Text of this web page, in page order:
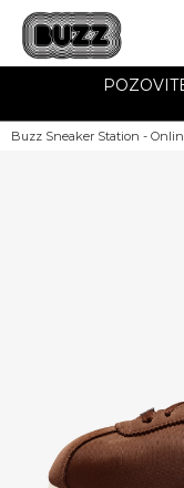
POZOVITE
Buzz Sneaker Station -